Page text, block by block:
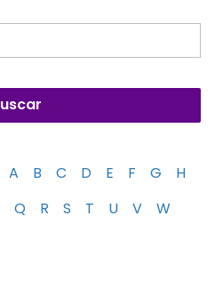
A B C D E F G
H
Q R S T U V
W